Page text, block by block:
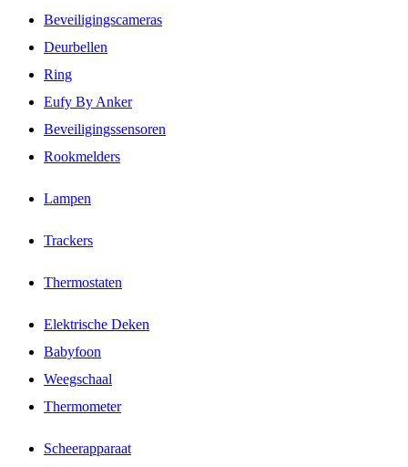
Beveiligingscameras
Deurbellen
Ring
Eufy By Anker
Beveiligingssensoren
Rookmelders
Lampen
Trackers
Thermostaten
Elektrische Deken
Babyfoon
Weegschaal
Thermometer
Scheerapparaat